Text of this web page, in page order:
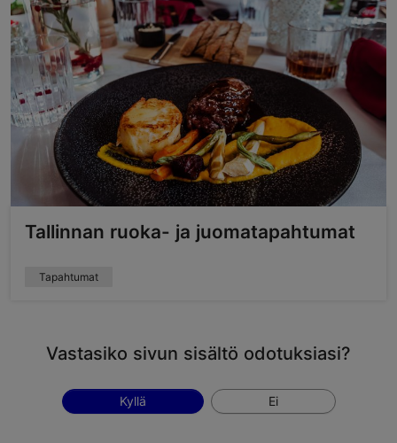
Tallinnan ruoka- ja juomatapahtumat
Tapahtumat
Vastasiko sivun sisältö odotuksiasi?
Kyllä Ei